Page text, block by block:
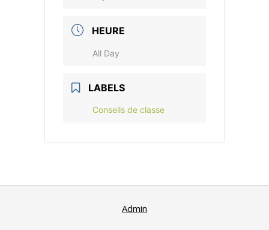
HEURE
All Day
LABELS
Conseils de classe
Admin